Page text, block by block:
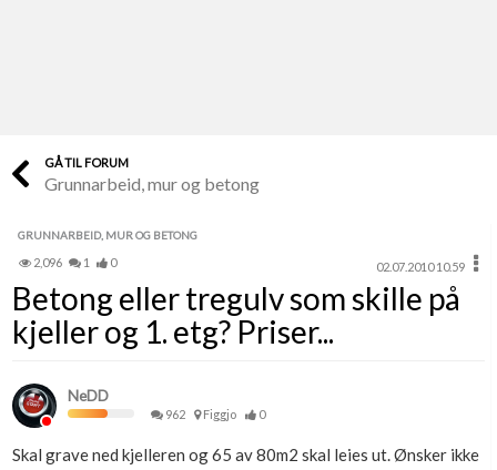
Finn håndverkere
Papirer som mangler
Skaff dokumentasjon som mangler
Kundeservice
Se din bolig? Klikk her
GÅ TIL FORUM
Grunnarbeid, mur og betong
GRUNNARBEID, MUR OG BETONG
2,096 1 0 02.07.2010 10.59
Betong eller tregulv som skille på
kjeller og 1. etg? Priser...
NeDD
962 Figgjo 0
Skal grave ned kjelleren og 65 av 80m2 skal leies ut. Ønsker ikke